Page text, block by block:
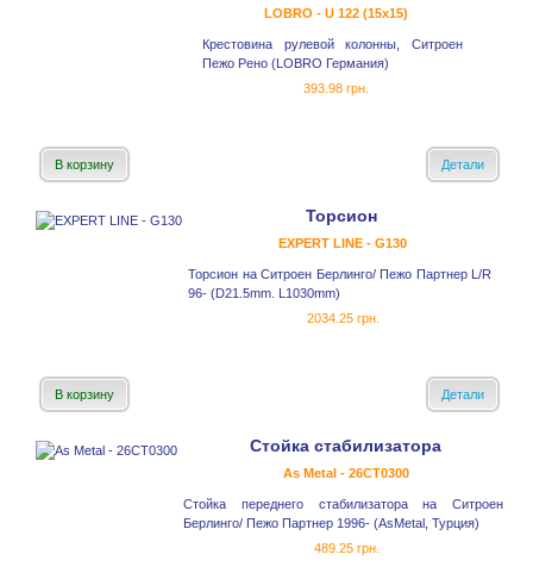
LOBRO - U 122 (15x15)
Крестовина рулевой колонны, Ситроен
Пежо Рено (LOBRO Германия)
393.98 грн.
В корзину Детали
Торсион
EXPERT LINE - G130
Торсион на Ситроен Берлинго/ Пежо Партнер L/R
96- (D21.5mm. L1030mm)
2034.25 грн.
В корзину Детали
Стойка стабилизатора
As Metal - 26CT0300
Стойка переднего стабилизатора на Ситроен
Берлинго/ Пежо Партнер 1996- (AsMetal, Турция)
489.25 грн.